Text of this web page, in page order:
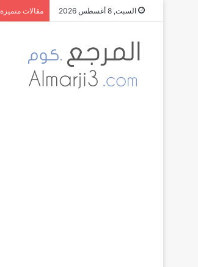
السبت, 8 أغسطس 2026 مقالات متميزة